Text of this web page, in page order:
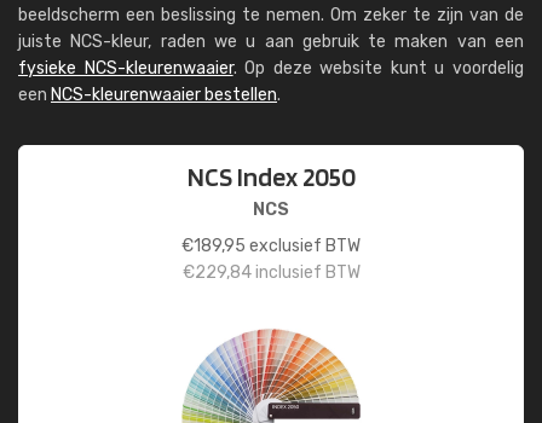
beeldscherm een beslissing te nemen. Om zeker te zijn van de
juiste NCS-kleur, raden we u aan gebruik te maken van een
fysieke NCS-kleurenwaaier. Op deze website kunt u voordelig
een NCS-kleurenwaaier bestellen.
NCS Index 2050
NCS
€189,95 exclusief BTW
€229,84inclusief BTW